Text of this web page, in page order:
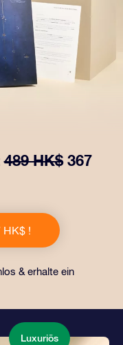
489 HK$ 367
enthält einen
Dokumente, die
werden, sowie
Art, Freunden und
Geschenk zu
HK$ !
& erhalte ein
Luxuriös